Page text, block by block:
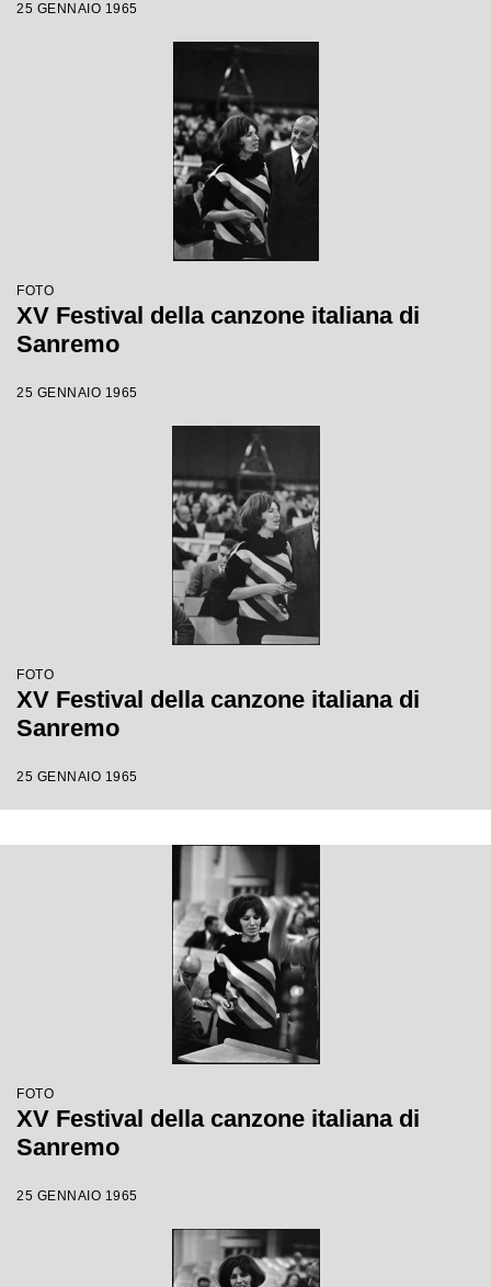
25 GENNAIO 1965
FOTO
XV Festival della canzone italiana di
Sanremo
25 GENNAIO 1965
FOTO
XV Festival della canzone italiana di
Sanremo
25 GENNAIO 1965
FOTO
XV Festival della canzone italiana di
Sanremo
25 GENNAIO 1965